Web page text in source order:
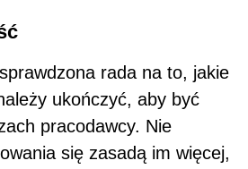
rada na to, jakie
ukończyć, aby być
pracodawcy. Nie
się zasadą im więcej,